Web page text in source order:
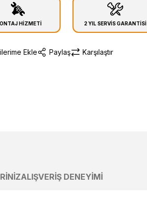
HİZMETİ 2 YIL SERVİS GARANTİSİ
Paylaş Karşılaştır
ALIŞVERIŞ DENEYIMI